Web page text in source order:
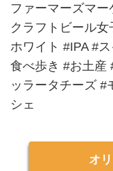
ファーマーズマ
クラフトビール
ホワイト #IPA #
食べ歩き #お土産
ッラータチーズ #
シェ
オ